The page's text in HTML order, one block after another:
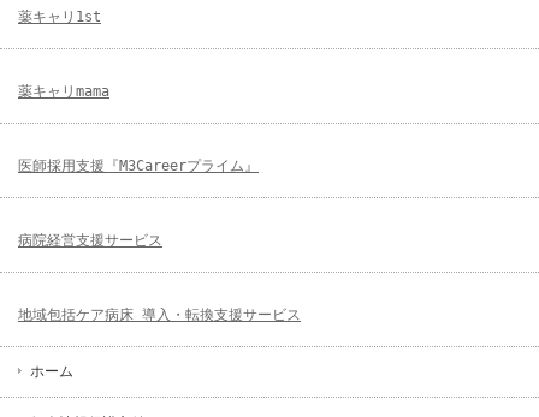
薬キャリ1st
薬キャリmama
医師採用支援『M3Careerプライム』
病院経営支援サービス
地域包括ケア病床 導入・転換支援サービス
ホーム